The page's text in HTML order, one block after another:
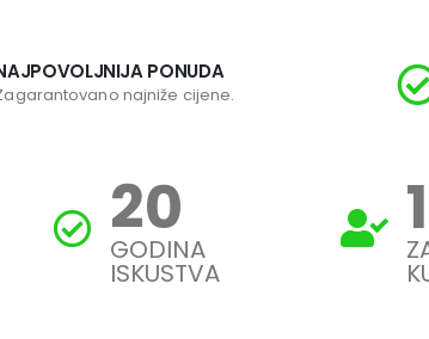
PONUDA
najniže cijene.
20
GODINA
ISKUSTVA